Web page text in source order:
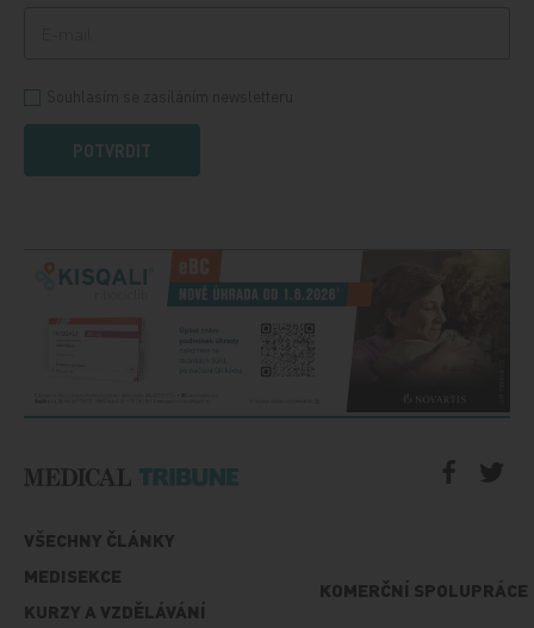
POTVRDIT
VŠECHNY ČLÁNKY
MEDISEKCE
KURZY A VZDĚLÁVÁNÍ
KOMERČNÍ SPOLUPRÁCE